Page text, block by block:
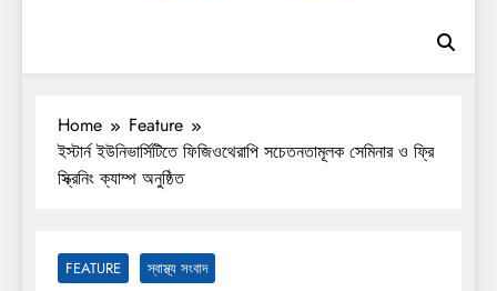
Home
Feature
ইস্টার্ন ইউনিভার্সিটিতে ফিজিওথেরাপি সচেতনতামূলক সেমিনার ও ফ্রি
স্ক্রিনিং ক্যাম্প অনুষ্ঠিত
FEATURE স্বাস্থ্য সংবাদ